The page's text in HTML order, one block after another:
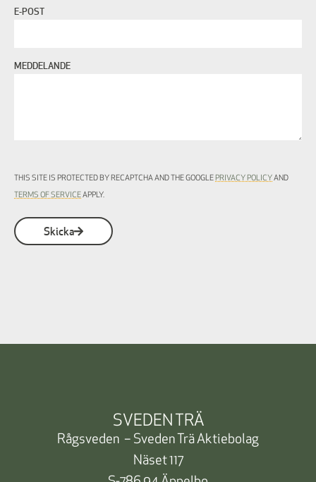
E-POST
MEDDELANDE
THIS SITE IS PROTECTED BY RECAPTCHA AND THE GOOGLEPRIVACY POLICY AND
TERMS OF SERVICEAPPLY.
Skicka
SVEDEN TRÄ
Rågsveden – Sveden Trä Aktiebolag
Näset 117